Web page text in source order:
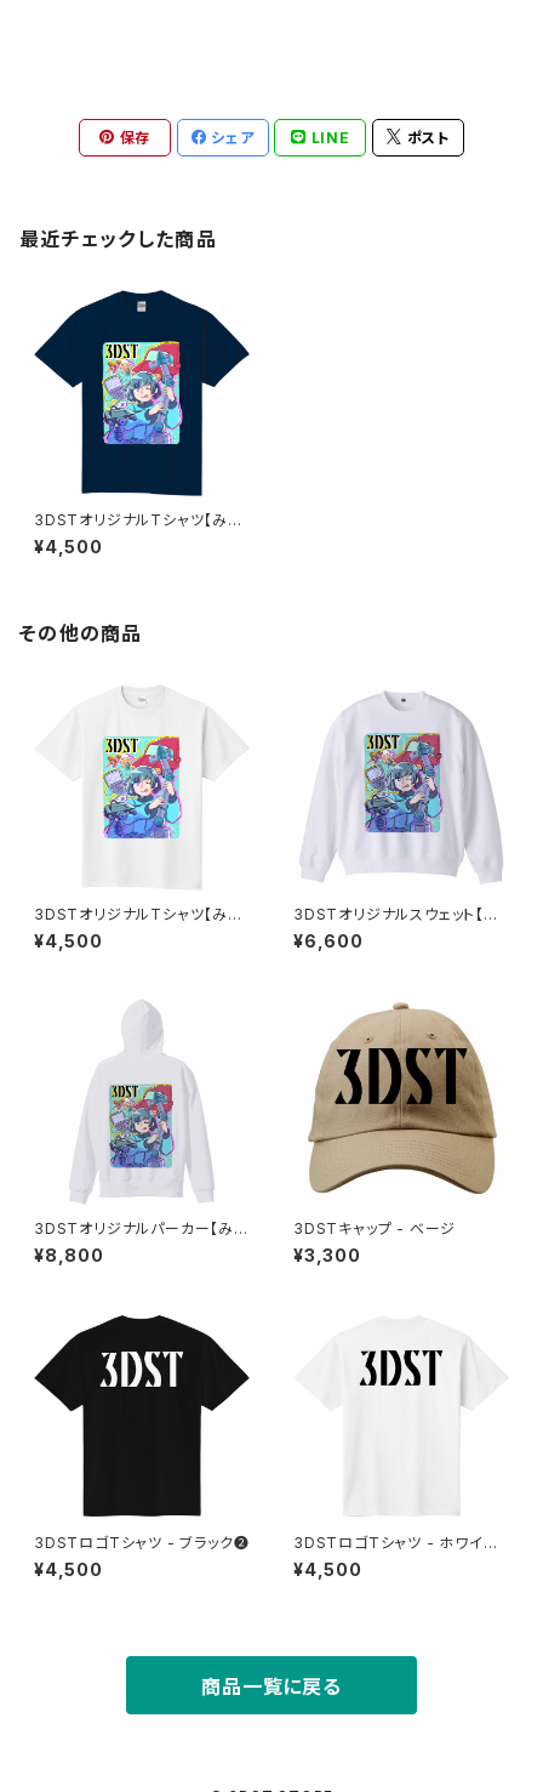
保存 シェア LINE ポスト
最近チェックした商品
3DSTオリジナルTシャツ【みっ
ちゃん】インディゴ
¥4,500
その他の商品
3DSTオリジナルTシャツ【みっ
ちゃん】 ホワイト
¥4,500
3DSTオリジナルスウェット【み
っちゃん】ホワイト
¥6,600
3DSTオリジナルパーカー【みっ
ちゃん】ホワイト
¥8,800
3DSTキャップ - べージ
¥3,300
3DSTロゴTシャツ - ブラック❷
¥4,500
3DSTロゴTシャツ - ホワイト
②
¥4,500
商品一覧に戻る